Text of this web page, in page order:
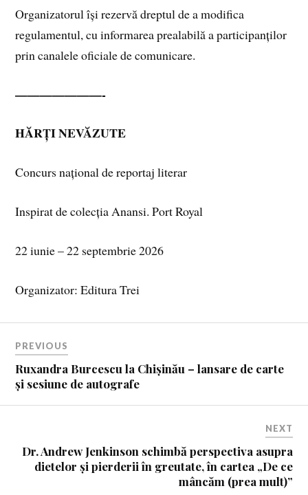
Organizatorul își rezervă dreptul de a modifica
regulamentul, cu informarea prealabilă a participanților
prin canalele oficiale de comunicare.
———————-
HĂRȚI NEVĂZUTE
Concurs național de reportaj literar
Inspirat de colecția Anansi. Port Royal
22 iunie – 22 septembrie 2026
Organizator: Editura Trei
PREVIOUS
Ruxandra Burcescu la Chișinău – lansare de carte
și sesiune de autografe
NEXT
Dr. Andrew Jenkinson schimbă perspectiva asupra
dietelor și pierderii în greutate, în cartea „De ce
mâncăm (prea mult)”